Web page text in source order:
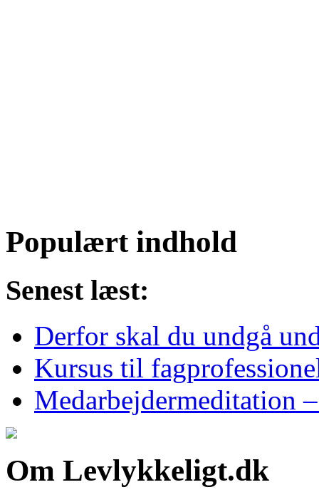
Populært indhold
Senest læst:
Derfor skal du undgå
Kursus til
Medarbejdermeditation
Om Levlykkeligt.dk